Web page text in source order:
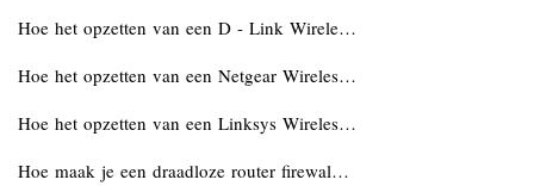
Hoe het opzetten van een D - Link Wirele…
Hoe het opzetten van een Netgear Wireles…
Hoe het opzetten van een Linksys Wireles…
Hoe maak je een draadloze router firewal…